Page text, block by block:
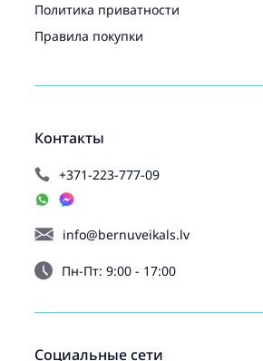
Контакты
+371-223-777-09
info@bernuveikals.lv
Пн-Пт: 9:00 - 17:00
Политика приватности
Правила покупки
Социальные сети